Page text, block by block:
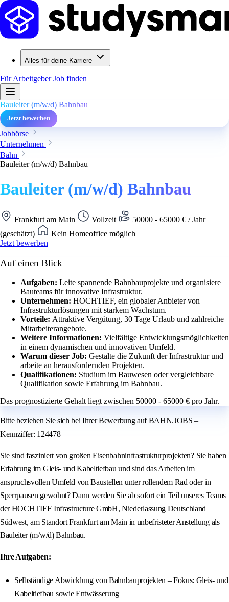
Alles für deine Karriere
Für ArbeitgeberJob finden
Bauleiter (m/w/d) Bahnbau
Jetzt bewerben
Jobbörse
Unternehmen
Bahn
Bauleiter (m/w/d) Bahnbau
Bauleiter (m/w/d) Bahnbau
Frankfurt am Main Vollzeit
50000 - 65000 € / Jahr
(geschätzt)
Kein Homeoffice möglich
Jetzt bewerben
Auf einen Blick
Aufgaben: Leite spannende Bahnbauprojekte und organisiere
Bauteams für innovative Infrastruktur.
Unternehmen: HOCHTIEF, ein globaler Anbieter von
Infrastrukturlösungen mit starkem Wachstum.
Vorteile: Attraktive Vergütung, 30 Tage Urlaub und zahlreiche
Mitarbeiterangebote.
Weitere Informationen: Vielfältige Entwicklungsmöglichkeiten
in einem dynamischen und innovativen Umfeld.
Warum dieser Job: Gestalte die Zukunft der Infrastruktur und
arbeite an herausfordernden Projekten.
Qualifikationen: Studium im Bauwesen oder vergleichbare
Qualifikation sowie Erfahrung im Bahnbau.
Das prognostizierte Gehalt liegt zwischen 50000 - 65000 € pro Jahr.
Bitte beziehen Sie sich bei Ihrer Bewerbung auf BAHN.JOBS –
Kennziffer: 124478
Sie sind fasziniert von großen Eisenbahninfrastrukturprojekten? Sie haben
Erfahrung im Gleis- und Kabeltiefbau und sind das Arbeiten im
anspruchsvollen Umfeld von Baustellen unter rollendem Rad oder in
Sperrpausen gewohnt? Dann werden Sie ab sofort ein Teil unseres Teams
der HOCHTIEF Infrastructure GmbH, Niederlassung Deutschland
Südwest, am Standort Frankfurt am Main in unbefristeter Anstellung als
Bauleiter (m/w/d) Bahnbau.
Ihre Aufgaben:
Selbständige Abwicklung von Bahnbauprojekten – Fokus: Gleis- und
Kabeltiefbau sowie Entwässerung